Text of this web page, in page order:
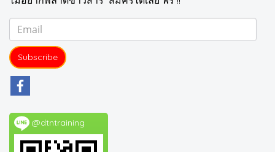
Subscribe
@dtntraining